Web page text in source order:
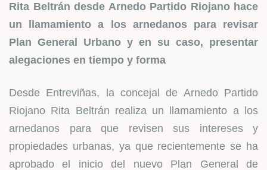
Rita Beltrán desde Arnedo Partido Riojano hace
un llamamiento a los arnedanos para revisar
Plan General Urbano y en su caso, presentar
alegaciones en tiempo y forma
Desde Entreviñas, la concejal de Arnedo Partido
Riojano Rita Beltrán realiza un llamamiento a los
arnedanos para que revisen sus intereses y
propiedades urbanas, ya que recientemente se ha
aprobado el inicio del nuevo Plan General de